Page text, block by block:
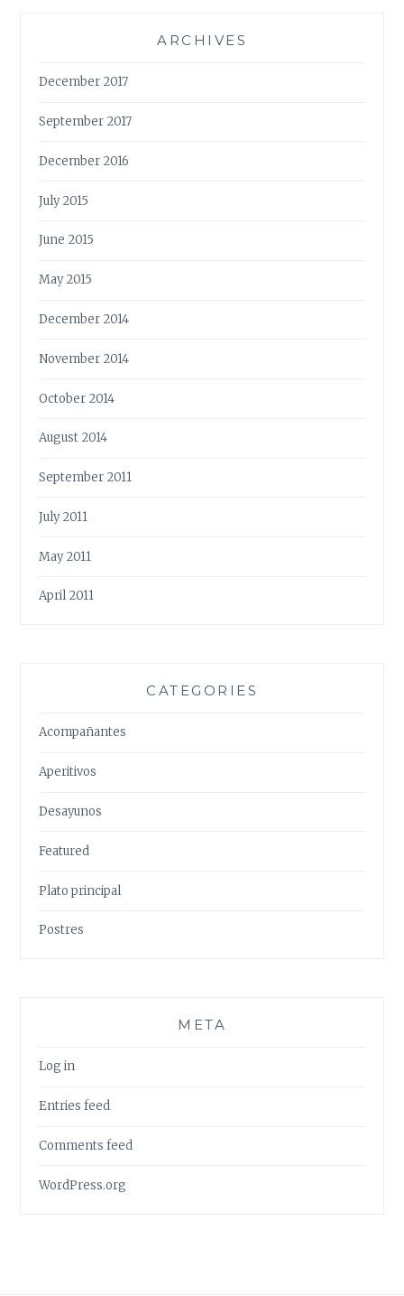
ARCHIVES
December 2017
September 2017
December 2016
July 2015
June 2015
May 2015
December 2014
November 2014
October 2014
August 2014
September 2011
July 2011
May 2011
April 2011
CATEGORIES
Acompañantes
Aperitivos
Desayunos
Featured
Plato principal
Postres
META
Log in
Entries feed
Comments feed
WordPress.org